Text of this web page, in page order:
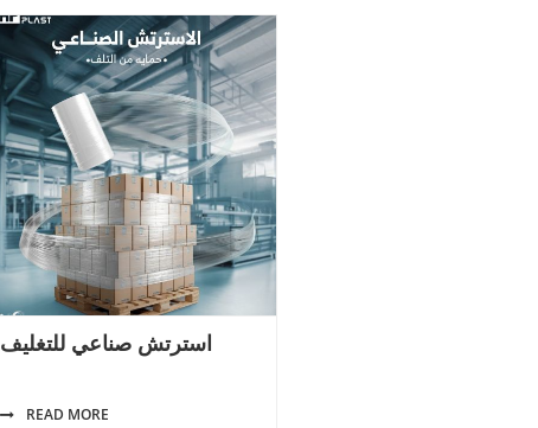
استرتش صناعي للتغليف
READ MORE